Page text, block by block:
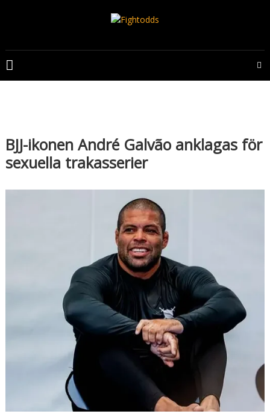
FIGHTODDS
UFC
och
bonusar
BJJ-ikonen André Galvão anklagas för
sexuella trakasserier